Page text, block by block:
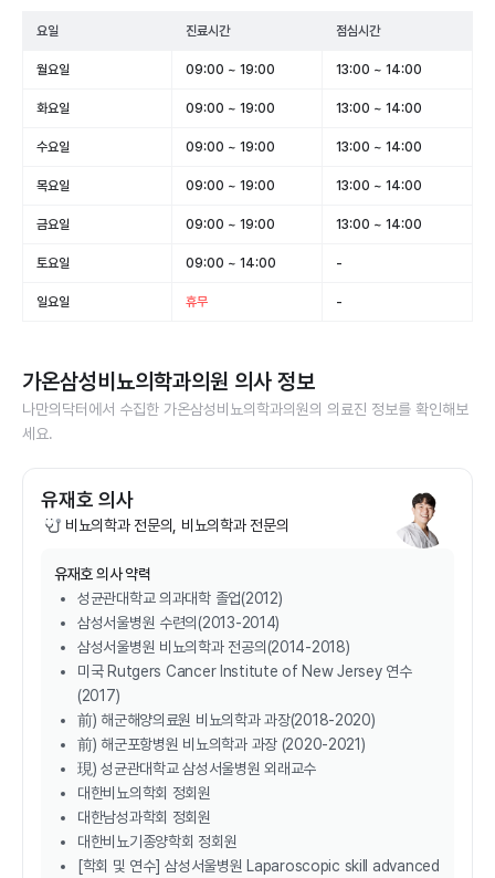
요일 진료시간 점심시간
월요일 09:00 ~ 19:00 13:00 ~ 14:00
화요일 09:00 ~ 19:00 13:00 ~ 14:00
수요일 09:00 ~ 19:00 13:00 ~ 14:00
목요일 09:00 ~ 19:00 13:00 ~ 14:00
금요일 09:00 ~ 19:00 13:00 ~ 14:00
토요일 09:00 ~ 14:00 -
일요일 휴무 -
가온삼성비뇨의학과의원 의사 정보
나만의닥터에서 수집한 가온삼성비뇨의학과의원의 의료진 정보를 확인해보
세요.
유재호 의사
비뇨의학과 전문의, 비뇨의학과 전문의
유재호의사 약력
성균관대학교 의과대학 졸업(2012)
삼성서울병원 수련의(2013-2014)
삼성서울병원 비뇨의학과 전공의(2014-2018)
미국 Rutgers Cancer Institute of New Jersey 연수
(2017)
前) 해군해양의료원 비뇨의학과 과장(2018-2020)
前) 해군포항병원 비뇨의학과 과장 (2020-2021)
現) 성균관대학교 삼성서울병원 외래교수
대한비뇨의학회 정회원
대한남성과학회 정회원
대한비뇨기종양학회 정회원
[학회 및 연수] 삼성서울병원 Laparoscopic skill advanced